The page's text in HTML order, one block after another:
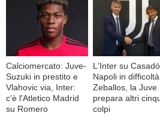
Calciomercato: Juve-
Suzuki in prestito e
Vlahovic via, Inter:
c'è l'Atletico Madrid
su Romero
L'Inter su Casadó,
Napoli in
Zeballos, la Juve
prepara altri
colpi